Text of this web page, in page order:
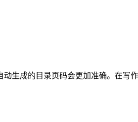
生成的目录页码会更加准确。在写